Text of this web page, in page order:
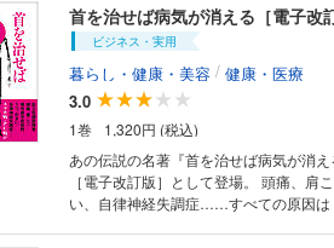
た現代社会。四六時中スマホを使い続
陥る人がも増える中、長時間使用する
す。 なぜ「首こり」が、体の不調だけ
のか？ そのメカニズムと、自分ででき
医がわかりやすく解説！ ※この商品は固
タブレットなど大きいディスプレイを備
す。また、文字列のハイライトや検索
用できません。購入前にお使いの端末
首を治せば病気が消える［電子改
ビジネス・実用
暮らし・健康・美容 / 健康・医療
3.0
1巻
1,320円 (税込)
あの伝説の名著『首を治せば病気が消
［電子改訂版］として登場。 頭痛、肩こり、慢性疲労症候群、うつ、めま
い、自律神経失調症……すべての原因は「首」に